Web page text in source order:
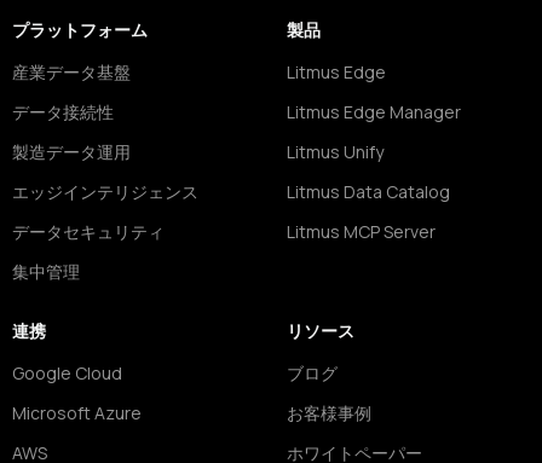
プラットフォーム
産業データ基盤
データ接続性
製造データ運用
エッジインテリジェンス
データセキュリティ
集中管理
製品
Litmus Edge
Litmus Edge Manager
Litmus Unify
Litmus Data Catalog
Litmus MCP Server
連携
Google Cloud
Microsoft Azure
AWS
リソース
ブログ
お客様事例
ホワイトペーパー